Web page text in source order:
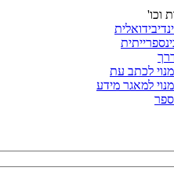
וכו'
לכתב עת
למאגר מידע